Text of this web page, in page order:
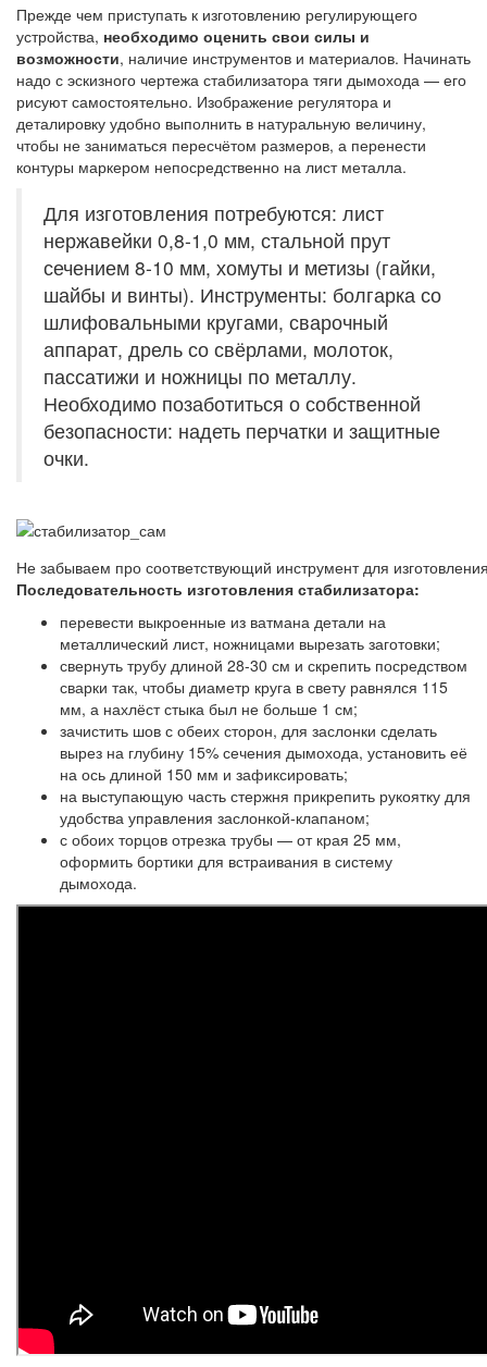
Прежде чем приступать к изготовлению регулирующего
устройства, необходимо оценить свои силы и
возможности, наличие инструментов и материалов. Начинать
надо с эскизного чертежа стабилизатора тяги дымохода — его
рисуют самостоятельно. Изображение регулятора и
деталировку удобно выполнить в натуральную величину,
чтобы не заниматься пересчётом размеров, а перенести
контуры маркером непосредственно на лист металла.
Для изготовления потребуются: лист
нержавейки 0,8-1,0 мм, стальной прут
сечением 8-10 мм, хомуты и метизы (гайки,
шайбы и винты). Инструменты: болгарка со
шлифовальными кругами, сварочный
аппарат, дрель со свёрлами, молоток,
пассатижи и ножницы по металлу.
Необходимо позаботиться о собственной
безопасности: надеть перчатки и защитные
очки.
Не забываем про соответствующий инструмент для
Последовательность изготовления стабилизатора:
перевести выкроенные из ватмана детали на
металлический лист, ножницами вырезать заготовки;
свернуть трубу длиной 28-30 см и скрепить посредством
сварки так, чтобы диаметр круга в свету равнялся 115
мм, а нахлёст стыка был не больше 1 см;
зачистить шов с обеих сторон, для заслонки сделать
вырез на глубину 15% сечения дымохода, установить её
на ось длиной 150 мм и зафиксировать;
на выступающую часть стержня прикрепить рукоятку для
удобства управления заслонкой-клапаном;
с обоих торцов отрезка трубы — от края 25 мм,
оформить бортики для встраивания в систему
дымохода.